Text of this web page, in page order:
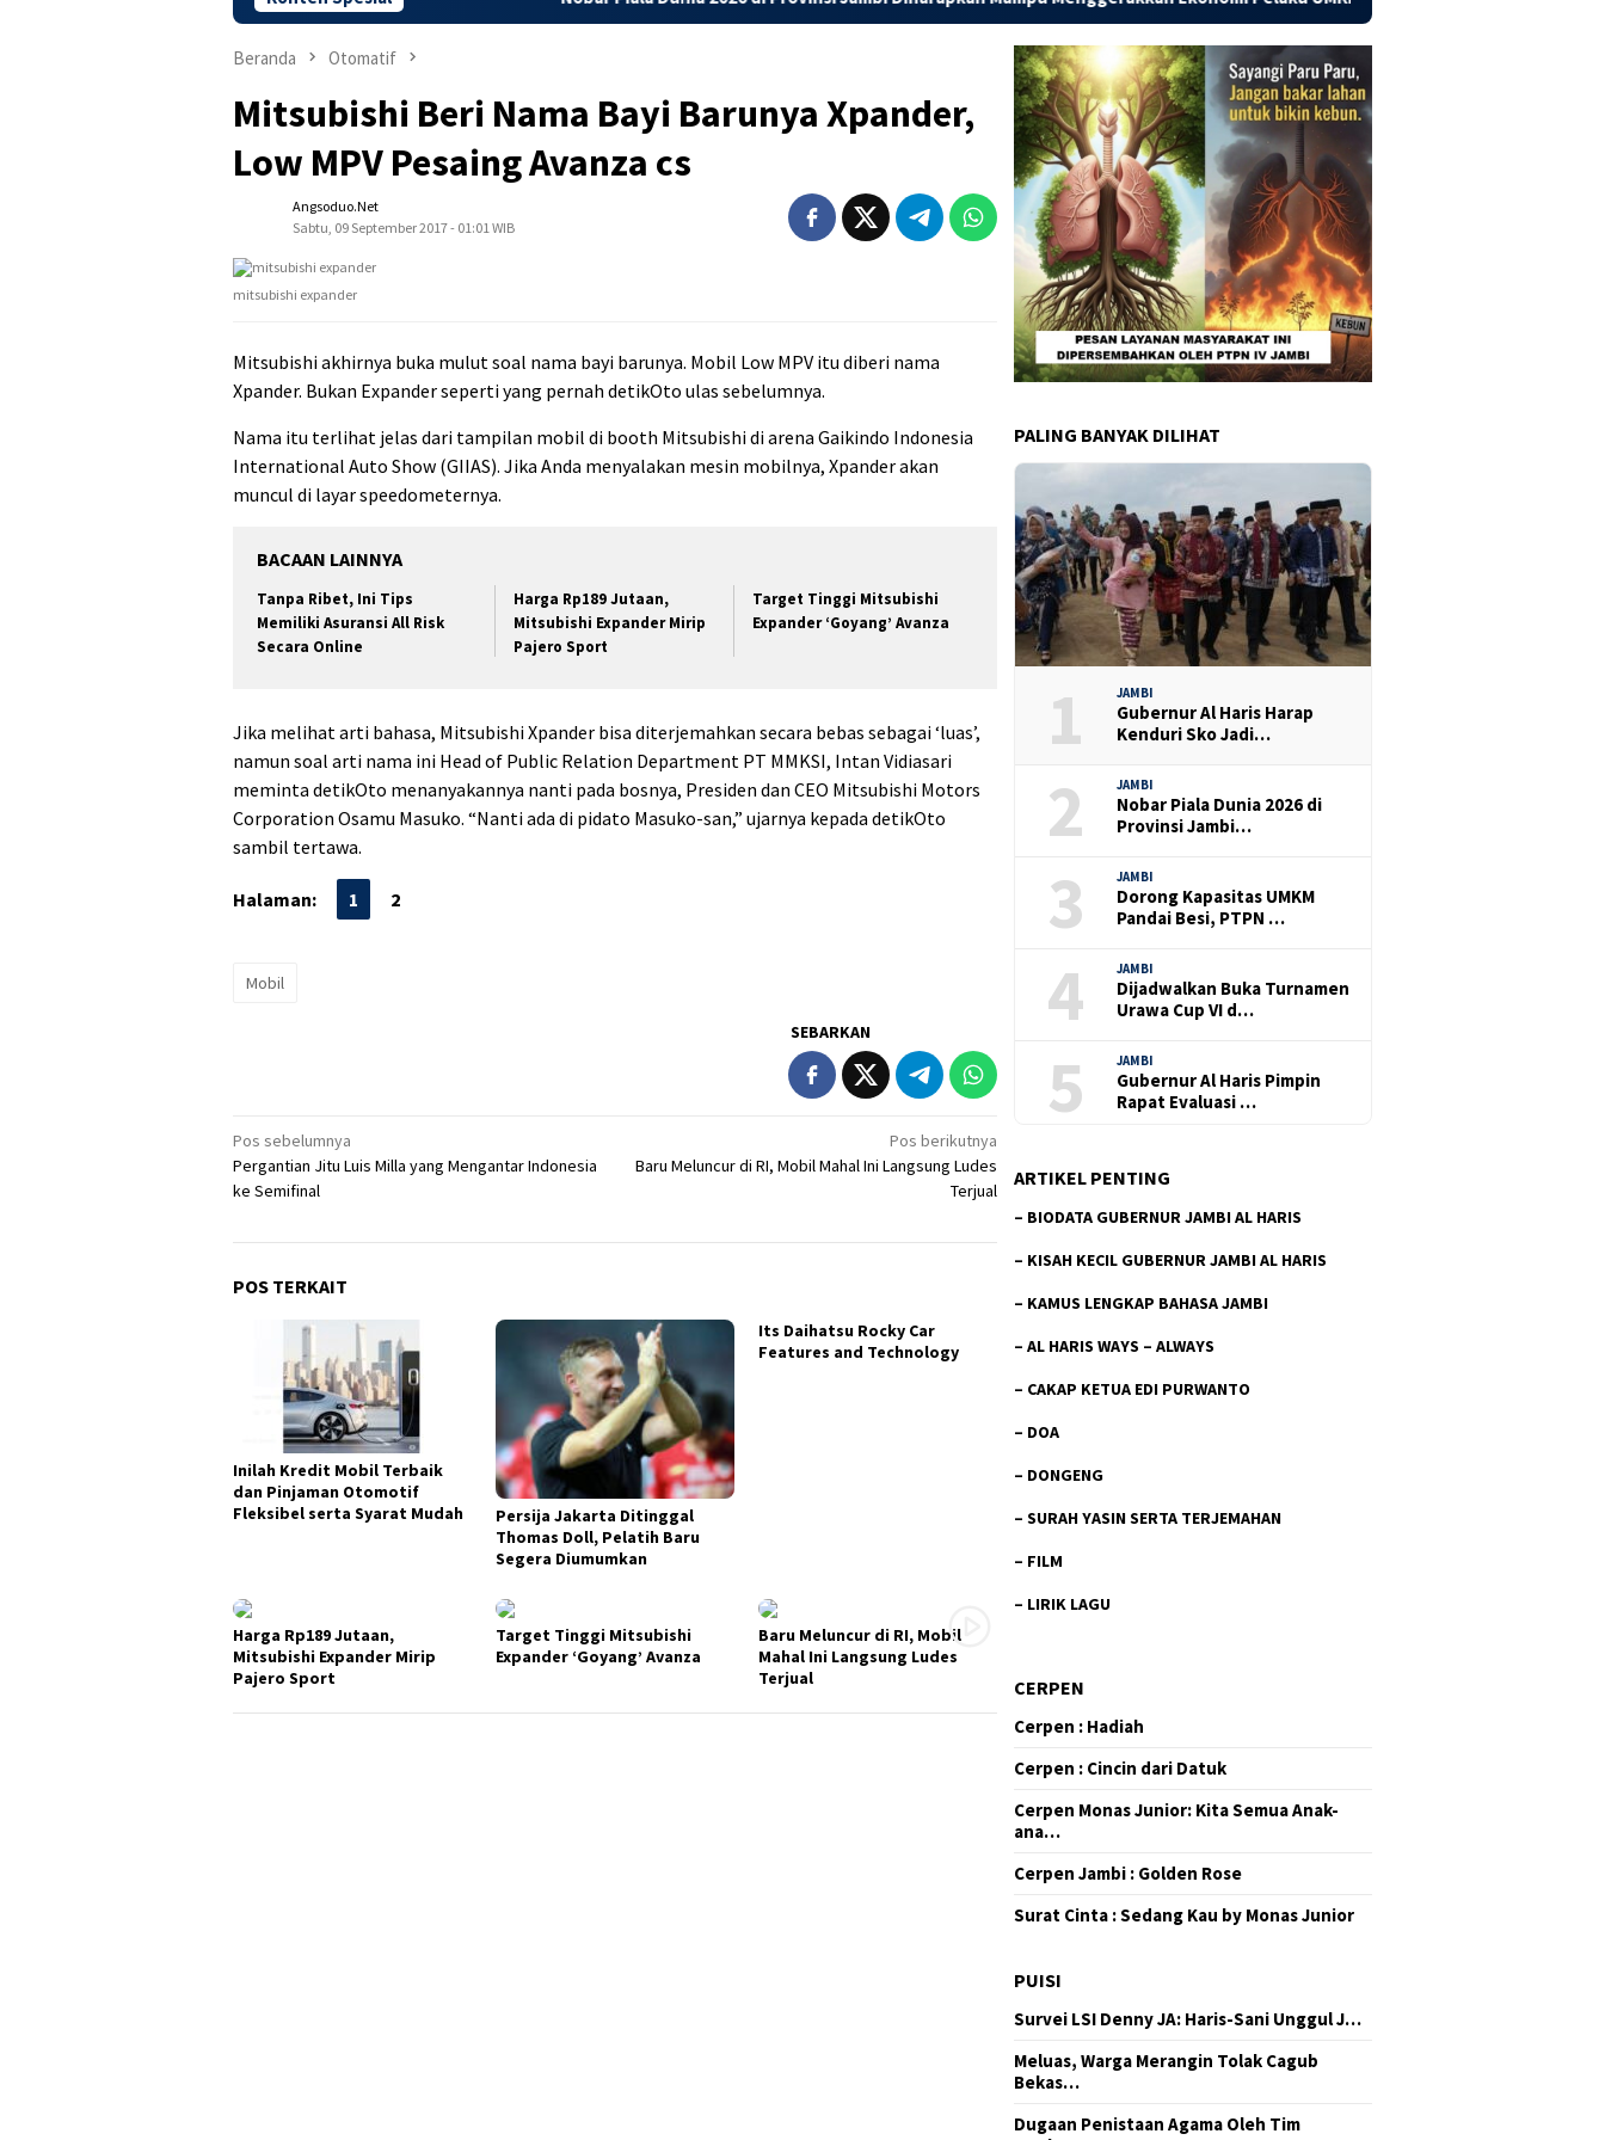
Beranda Otomatif
Mitsubishi Beri Nama Bayi Barunya Xpander,
Low MPV Pesaing Avanza cs
Angsoduo.net
Sabtu, 09 September 2017 - 01:01 WIB
mitsubishi expander
Mitsubishi akhirnya buka mulut soal nama bayi barunya. Mobil Low MPV itu diberi nama
Xpander. Bukan Expander seperti yang pernah detikOto ulas sebelumnya.
Nama itu terlihat jelas dari tampilan mobil di booth Mitsubishi di arena Gaikindo Indonesia
International Auto Show (GIIAS). Jika Anda menyalakan mesin mobilnya, Xpander akan
muncul di layar speedometernya.
BACAAN LAINNYA
Tanpa Ribet, Ini Tips
Memiliki Asuransi All Risk
Secara Online
Harga Rp189 Jutaan,
Mitsubishi Expander Mirip
Pajero Sport
Target Tinggi Mitsubishi
Expander ‘Goyang’ Avanza
Jika melihat arti bahasa, Mitsubishi Xpander bisa diterjemahkan secara bebas sebagai ‘luas’,
namun soal arti nama ini Head of Public Relation Department PT MMKSI, Intan Vidiasari
meminta detikOto menanyakannya nanti pada bosnya, Presiden dan CEO Mitsubishi Motors
Corporation Osamu Masuko. “Nanti ada di pidato Masuko-san,” ujarnya kepada detikOto
sambil tertawa.
Halaman: 1 2
Mobil
SEBARKAN
Navigasi
pos
Pos sebelumnya
Pergantian Jitu Luis Milla yang Mengantar Indonesia
ke Semifinal
Pos berikutnya
Baru Meluncur di RI, Mobil Mahal Ini Langsung Ludes
Terjual
POS TERKAIT
Inilah Kredit Mobil Terbaik
dan Pinjaman Otomotif
Fleksibel serta Syarat Mudah
Persija Jakarta Ditinggal
Thomas Doll, Pelatih Baru
Segera Diumumkan
Its Daihatsu Rocky Car
Features and Technology
Harga Rp189 Jutaan,
Mitsubishi Expander Mirip
Pajero Sport
Target Tinggi Mitsubishi
Expander ‘Goyang’ Avanza
Baru Meluncur di RI, Mobil
Mahal Ini Langsung Ludes
Terjual
PALING BANYAK DILIHAT
1 JAMBI
Gubernur Al Haris Harap
Kenduri Sko Jadi…
2 JAMBI
Nobar Piala Dunia 2026 di
Provinsi Jambi…
3 JAMBI
Dorong Kapasitas UMKM
Pandai Besi, PTPN …
4 JAMBI
Dijadwalkan Buka Turnamen
Urawa Cup VI d…
5 JAMBI
Gubernur Al Haris Pimpin
Rapat Evaluasi …
ARTIKEL PENTING
– BIODATA GUBERNUR JAMBI AL HARIS
– KISAH KECIL GUBERNUR JAMBI AL HARIS
– KAMUS LENGKAP BAHASA JAMBI
–AL HARIS WAYS – ALWAYS
– CAKAP KETUA EDI PURWANTO
– DOA
– DONGENG
–SURAH YASIN SERTA TERJEMAHAN
– FILM
– LIRIK LAGU
CERPEN
Cerpen : Hadiah
Cerpen : Cincin dari Datuk
Cerpen Monas Junior: Kita Semua Anak-
ana…
Cerpen Jambi : Golden Rose
Surat Cinta : Sedang Kau by Monas Junior
PUISI
Survei LSI Denny JA: Haris-Sani Unggul J…
Meluas, Warga Merangin Tolak Cagub
Bekas…
Dugaan Penistaan Agama Oleh Tim